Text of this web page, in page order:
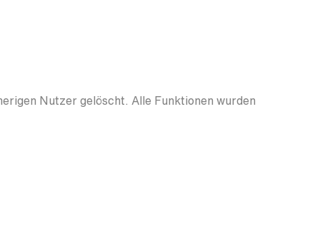
Nutzer gelöscht. Alle Funktionen wurden